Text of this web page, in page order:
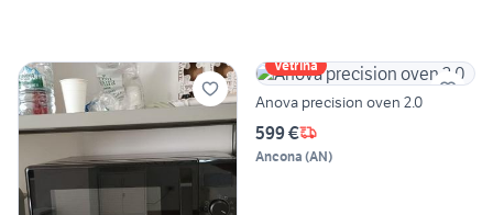
Vetrina
Anova precision oven 2.0
599 €
Ancona (AN)